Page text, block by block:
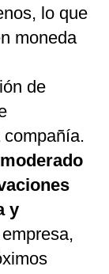
lo que
moneda
de
y